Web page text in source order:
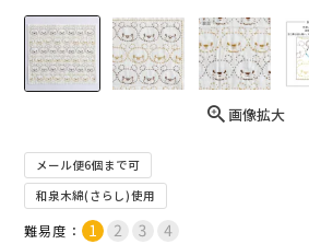
画像拡大
メール便6個まで可
和泉木綿(さらし)使用
難易度：